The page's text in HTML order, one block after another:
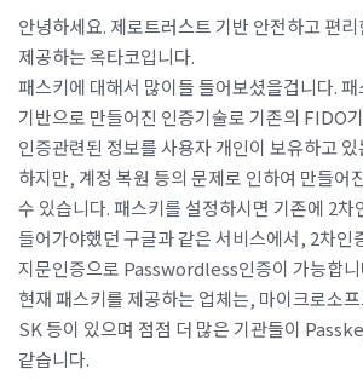
안녕하세요. 제로트러스트 기반 안전하고 편
제공하는 옥타코입니다.
패스키에 대해서 많이들 들어보셨을겁니다.
기반으로 만들어진 인증기술로 기존의 FIDO
인증관련된 정보를 사용자 개인이 보유하고
하지만, 계정 복원 등의 문제로 인하여 만들어
수 있습니다. 패스키를 설정하시면 기존에 2차
들어가야했던 구글과 같은 서비스에서, 2차인
지문인증으로 Passwordless인증이 가능합니
현재 패스키를 제공하는 업체는, 마이크로소
SK 등이 있으며 점점 더 많은 기관들이
같습니다.